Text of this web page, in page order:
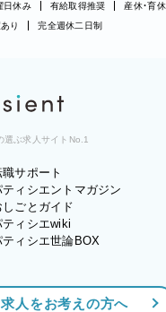
日休み 有給取得推奨
産休・育
り 完全週休二日制
選ぶ求人サイトNo.1
職サポート
ティシエントマガジン
しごとガイド
ティシエwiki
ティシエ世論BOX
求人をお考えの方へ